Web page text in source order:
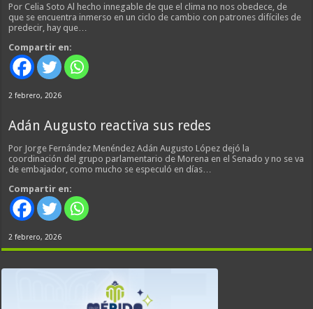
Por Celia Soto Al hecho innegable de que el clima no nos obedece, de
que se encuentra inmerso en un ciclo de cambio con patrones difíciles de
predecir, hay que…
Compartir en:
2 febrero, 2026
Adán Augusto reactiva sus redes
Por Jorge Fernández Menéndez Adán Augusto López dejó la
coordinación del grupo parlamentario de Morena en el Senado y no se va
de embajador, como mucho se especuló en días…
Compartir en:
2 febrero, 2026